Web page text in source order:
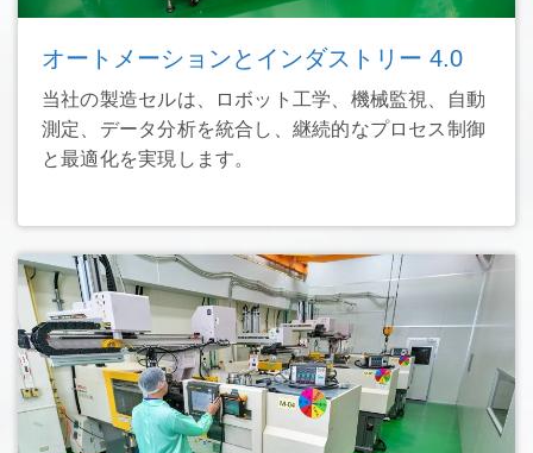
オートメーションとインダストリー 4.0
当社の製造セルは、ロボット工学、機械監視、自動
測定、データ分析を統合し、継続的なプロセス制御
と最適化を実現します。